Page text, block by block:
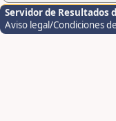
Servidor de Resultados
Aviso legal/Condiciones